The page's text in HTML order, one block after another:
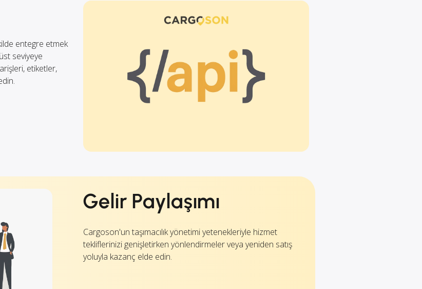
entegre etmek
seviyeye
etiketler,
Gelir Paylaşımı
Cargoson'un taşımacılık yönetimi yetenekleriyle hizmet
tekliflerinizi genişletirken yönlendirmeler veya yeniden satış
yoluyla kazanç elde edin.